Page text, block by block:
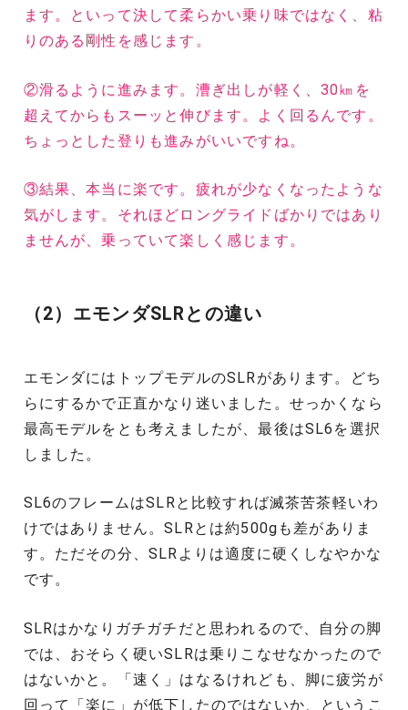
ます。といって決して柔らかい乗り味ではなく、粘
りのある剛性を感じます。
②滑るように進みます。漕ぎ出しが軽く、30㎞を
超えてからもスーッと伸びます。よく回るんです。
ちょっとした登りも進みがいいですね。
③結果、本当に楽です。疲れが少なくなったような
気がします。それほどロングライドばかりではあり
ませんが、乗っていて楽しく感じます。
（2）エモンダSLRとの違い
エモンダにはトップモデルのSLRがあります。どち
らにするかで正直かなり迷いました。せっかくなら
最高モデルをとも考えましたが、最後はSL6を選択
しました。
SL6のフレームはSLRと比較すれば滅茶苦茶軽いわ
けではありません。SLRとは約500gも差がありま
す。ただその分、SLRよりは適度に硬くしなやかな
です。
SLRはかなりガチガチだと思われるので、自分の脚
では、おそらく硬いSLRは乗りこなせなかったので
はないかと。「速く」はなるけれども、脚に疲労が
回って「楽に」が低下したのではないか、というこ